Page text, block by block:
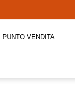
PUNTO VENDITA